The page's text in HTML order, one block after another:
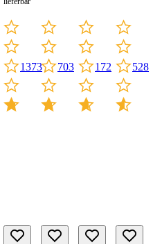
1373 703 172 528